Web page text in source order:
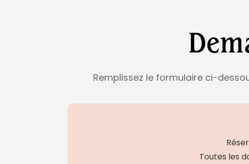
Remplissez le formulaire ci-
Toutes les